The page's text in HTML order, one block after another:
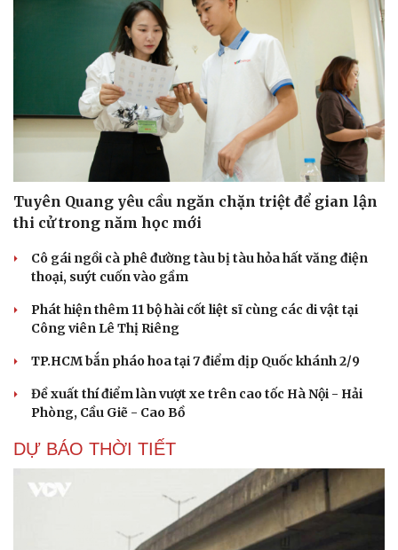
Tuyên Quang yêu cầu ngăn chặn triệt để gian lận
thi cử trong năm học mới
Cô gái ngồi cà phê đường tàu bị tàu hỏa hất văng điện
thoại, suýt cuốn vào gầm
Phát hiện thêm 11 bộ hài cốt liệt sĩ cùng các di vật tại
Công viên Lê Thị Riêng
TP.HCM bắn pháo hoa tại 7 điểm dịp Quốc khánh 2/9
Đề xuất thí điểm làn vượt xe trên cao tốc Hà Nội - Hải
Phòng, Cầu Giẽ - Cao Bồ
DỰ BÁO THỜI TIẾT